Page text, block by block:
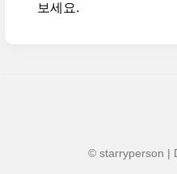
보세요.
© starryperson |